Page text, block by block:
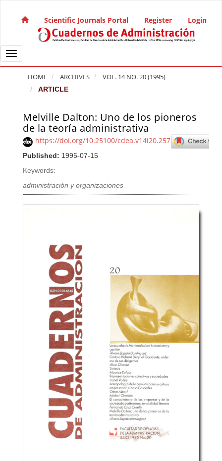
Main Navigation
Main Content
Sidebar
Scientific Journals Portal Register Login
Toggle navigation
HOME ARCHIVES VOL. 14 NO. 20 (1995)
ARTICLE
Melville Dalton: Uno de los pioneros
de la teoría administrativa
https://doi.org/10.25100/cdea.v14i20.257
Published: 1995-07-15
Keywords:
administración y organizaciones
Article Sidebar